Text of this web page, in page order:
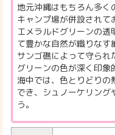
地元沖縄はもちろん多く
キャンプ場が併設されて
エメラルドグリーンの
て豊かな自然が織りなす
サンゴ礁によって守られ
グリーンの色が深く印象
海中では、色とりどりの
でき、シュノーケリング
う。